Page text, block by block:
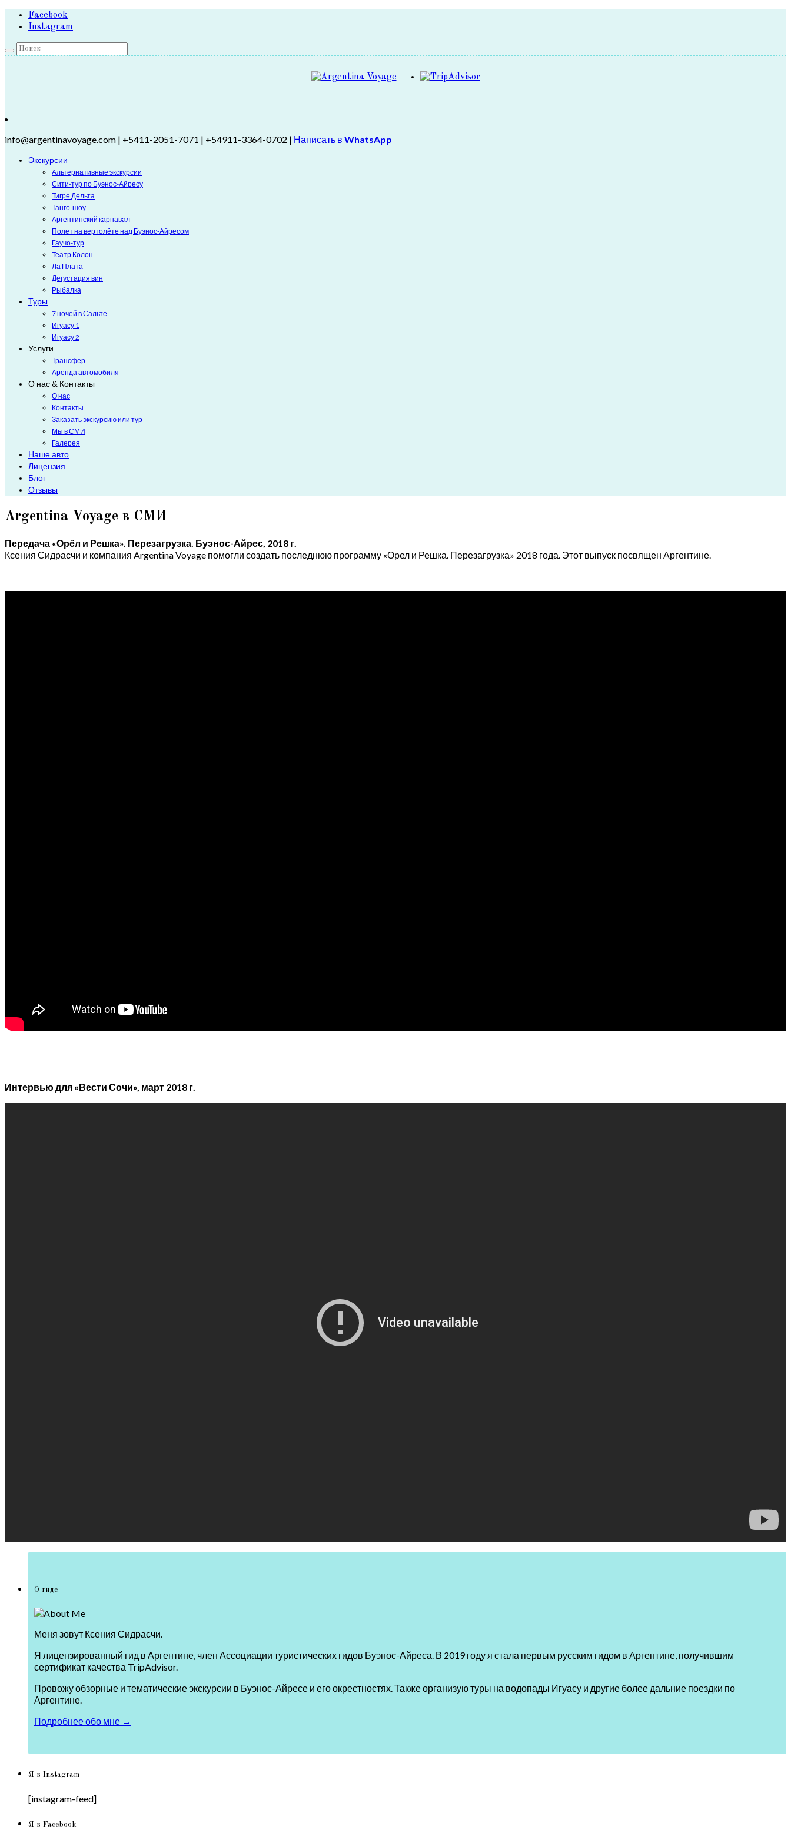
Facebook
Instagram
info@argentinavoyage.com | +5411-2051-7071 | +54911-3364-0702 | Написать в WhatsApp
Экскурсии
Альтернативные экскурсии
Сити-тур по Буэнос-Айресу
Тигре Дельта
Танго-шоу
Аргентинский карнавал
Полет на вертолёте над Буэнос-Айресом
Гаучо-тур
Театр Колон
Ла Плата
Дегустация вин
Рыбалка
Туры
7 ночей в Сальте
Игуасу 1
Игуасу 2
Услуги
Трансфер
Аренда автомобиля
О нас & Контакты
О нас
Контакты
Заказать экскурсию или тур
Мы в СМИ
Галерея
Наше авто
Лицензия
Блог
Отзывы
Argentina Voyage в СМИ
Передача «Орёл и Решка». Перезагрузка. Буэнос-Айрес, 2018 г.
Ксения Сидрасчи и компания Argentina Voyage помогли создать последнюю программу «Орел и Решка. Перезагрузка» 2018 года. Этот выпуск посвящен Аргентине.
Интервью для «Вести Сочи», март 2018 г.
О гиде
Меня зовут Ксения Сидрасчи.
Я лицензированный гид в Аргентине, член Ассоциации туристических гидов Буэнос-Айреса. В 2019 году я стала первым русским гидом в Аргентине, получившим
сертификат качества TripAdvisor.
Провожу обзорные и тематические экскурсии в Буэнос-Айресе и его окрестностях. Также организую туры на водопады Игуасу и другие более дальние поездки по
Аргентине.
Подробнее обо мне →
Я в Instagram
[instagram-feed]
Я в Facebook